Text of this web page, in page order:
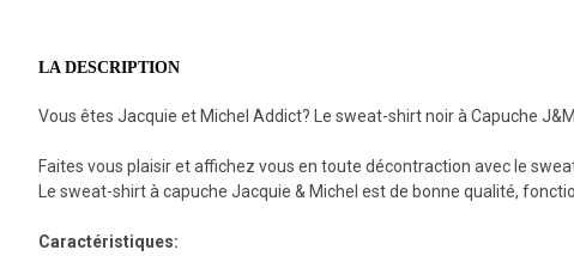
LA DESCRIPTION
Vous êtes Jacquie et Michel Addict? Le sweat-shirt noir à Capuche
Faites vous plaisir et affichez vous en toute décontraction avec le
Le sweat-shirt à capuche Jacquie & Michel est de bonne qualité,
Caractéristiques: